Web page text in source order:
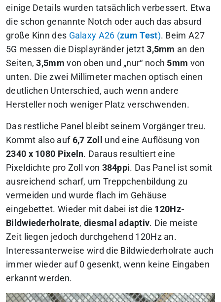
einige Details wurden tatsächlich verbessert. Etwa
die schon genannte Notch oder auch das absurd
große Kinn des Galaxy A26 (zum Test). Beim A27
5G messen die Displayränder jetzt3,5mm an den
Seiten,3,5mm von oben und „nur“ noch 5mm von
unten. Die zwei Millimeter machen optisch einen
deutlichen Unterschied, auch wenn andere
Hersteller noch weniger Platz verschwenden.
Das restliche Panel bleibt seinem Vorgänger treu.
Kommt also auf 6,7 Zoll
und eine Auflösung von
2340 x 1080 Pixeln. Daraus resultiert eine
Pixeldichte pro Zoll von 384ppi. Das Panel ist somit
ausreichend scharf, um Treppchenbildung zu
vermeiden und wurde flach im Gehäuse
eingebettet. Wieder mit dabei ist die 120Hz-
Bildwiederholrate, diesmal adaptiv. Die meiste
Zeit liegen jedoch durchgehend 120Hz an.
Interessanterweise wird die Bildwiederholrate auch
immer wieder auf 0 gesenkt, wenn keine Eingaben
erkannt werden.